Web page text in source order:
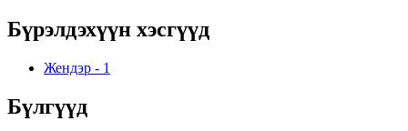
Бүрэлдэхүүн хэсгүүд
Жендэр - 1
Бүлгүүд